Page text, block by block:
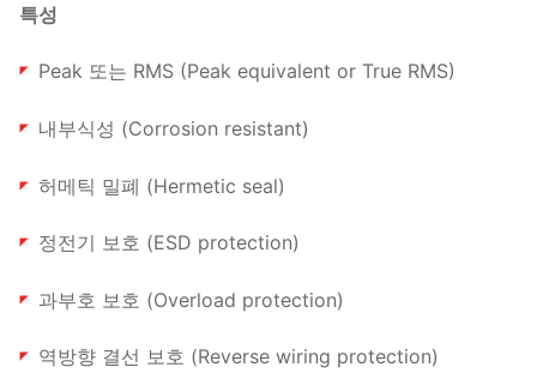
특성
Peak 또는 RMS (Peak equivalent or True RMS)
내부식성 (Corrosion resistant)
허메틱 밀폐 (Hermetic seal)
정전기 보호 (ESD protection)
과부호 보호 (Overload protection)
역방향 결선 보호 (Reverse wiring protection)